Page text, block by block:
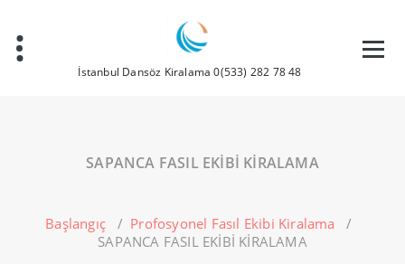
İstanbul Dansöz Kiralama 0(533) 282 78 48
SAPANCA FASIL EKİBİ KİRALAMA
Başlangıç / Profosyonel Fasıl Ekibi Kiralama /
SAPANCA FASIL EKİBİ KİRALAMA